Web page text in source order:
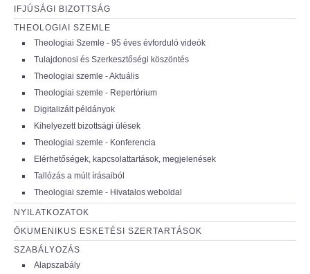
IFJÚSÁGI BIZOTTSÁG
THEOLOGIAI SZEMLE
Theologiai Szemle - 95 éves évforduló videók
Tulajdonosi és Szerkesztőségi köszöntés
Theologiai szemle - Aktuális
Theologiai szemle - Repertórium
Digitalizált példányok
Kihelyezett bizottsági ülések
Theologiai szemle - Konferencia
Elérhetőségek, kapcsolattartások, megjelenések
Tallózás a múlt írásaiból
Theologiai szemle - Hivatalos weboldal
NYILATKOZATOK
ÖKUMENIKUS ESKETÉSI SZERTARTÁSOK
SZABÁLYOZÁS
Alapszabály